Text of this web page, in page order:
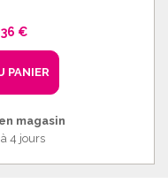
€
PANIER
magasin
4 jours